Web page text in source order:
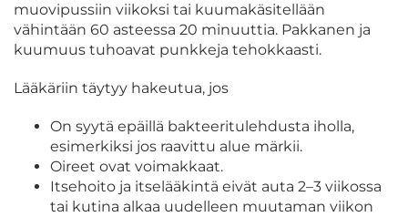
muovipussiin viikoksi tai kuumakäsitellään
vähintään 60 asteessa 20 minuuttia. Pakkanen ja
kuumuus tuhoavat punkkeja tehokkaasti.
Lääkäriin täytyy hakeutua, jos
On syytä epäillä bakteeritulehdusta iholla,
esimerkiksi jos raavittu alue märkii.
Oireet ovat voimakkaat.
Itsehoito ja itselääkintä eivät auta 2–3 viikossa
tai kutina alkaa uudelleen muutaman viikon